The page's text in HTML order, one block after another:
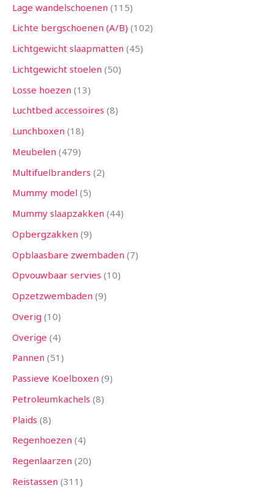
Lage wandelschoenen 115
Lichte bergschoenen (A/B) 102
Lichtgewicht slaapmatten 45
Lichtgewicht stoelen 50
Losse hoezen 13
Luchtbed accessoires 8
Lunchboxen 18
Meubelen 479
Multifuelbranders 2
Mummy model 5
Mummy slaapzakken 44
Opbergzakken 9
Opblaasbare zwembaden 7
Opvouwbaar servies 10
Opzetzwembaden 9
Overig 10
Overige 4
Pannen 51
Passieve Koelboxen 9
Petroleumkachels 8
Plaids 8
Regenhoezen 4
Regenlaarzen 20
Reistassen 311